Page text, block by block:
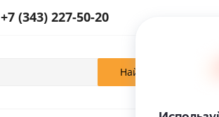
+7 (343) 227-50-20